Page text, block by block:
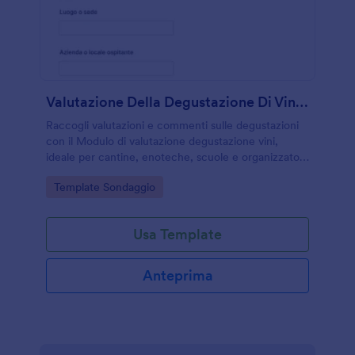
Valutazione Della Degustazione Di Vini Survey
Raccogli valutazioni e commenti sulle degustazioni
con il Modulo di valutazione degustazione vini,
ideale per cantine, enoteche, scuole e organizzatori
confrontare i risultati.
Go to Category:
Template Sondaggio
Usa Template
Anteprima